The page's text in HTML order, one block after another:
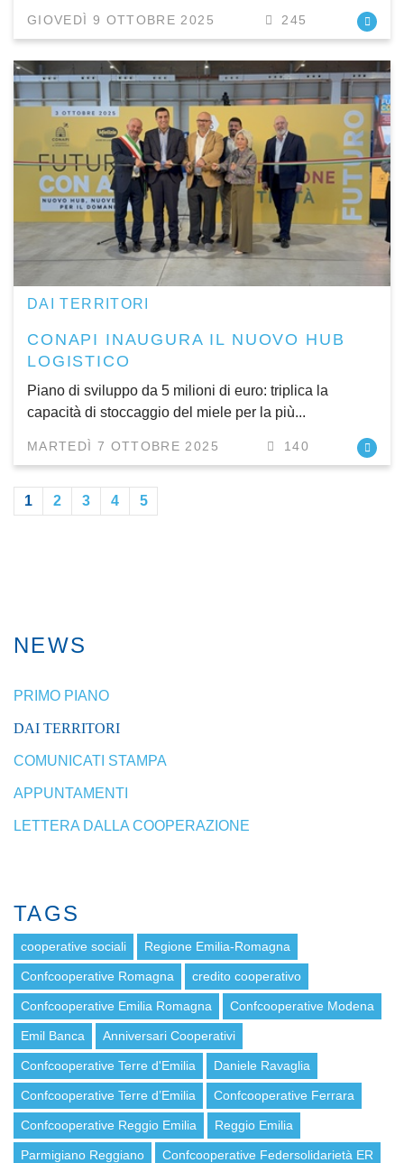
GIOVEDÌ 9 OTTOBRE 2025 245
DAI TERRITORI
CONAPI INAUGURA IL NUOVO HUB
LOGISTICO
Piano di sviluppo da 5 milioni di euro: triplica la
capacità di stoccaggio del miele per la più...
MARTEDÌ 7 OTTOBRE 2025 140
1 2 3 4 5
NEWS
PRIMO PIANO
DAI TERRITORI
COMUNICATI STAMPA
APPUNTAMENTI
LETTERA DALLA COOPERAZIONE
TAGS
cooperative sociali Regione Emilia-Romagna
Confcooperative Romagna credito cooperativo
Confcooperative Emilia Romagna Confcooperative Modena
Emil Banca Anniversari Cooperativi
Confcooperative Terre d'Emilia Daniele Ravaglia
Confcooperative Terre d’Emilia Confcooperative Ferrara
Confcooperative Reggio Emilia Reggio Emilia
Parmigiano Reggiano Confcooperative Federsolidarietà ER